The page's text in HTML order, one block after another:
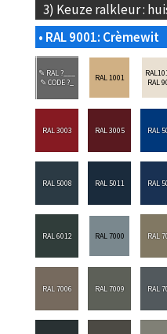
3) Keuze ralkleur :
• RAL 9001: Crèmewit
✎ RAL ?___
✎ CODE ?_
RAL 1001
RAL
RAL 3003 RAL 3005 RAL
RAL 5008 RAL 5011 RAL
RAL 6012 RAL 7000 RAL
RAL 7006 RAL 7009 RAL